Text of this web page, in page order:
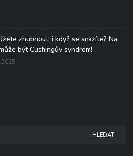
zhubnout, i když se snažíte? Na
být Cushingův syndrom!
HLEDAT